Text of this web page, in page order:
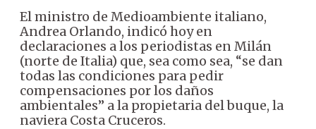
El ministro de Medioambiente italiano,
Andrea Orlando, indicó hoy en
declaraciones a los periodistas en Milán
(norte de Italia) que, sea como sea, “se dan
todas las condiciones para pedir
compensaciones por los daños
ambientales” a la propietaria del buque, la
naviera Costa Cruceros.